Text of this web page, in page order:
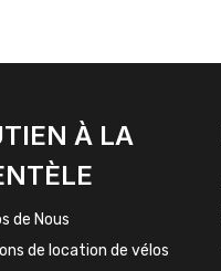
À LA
de Nous
de location de vélos